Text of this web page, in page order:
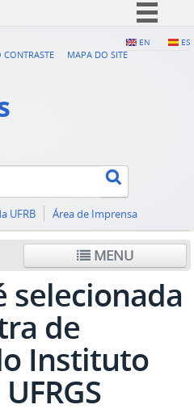
Canais
EN ES
CONTRASTE MAPA DO SITE
UFRB Área de Imprensa
MENU
selecionada
de
Instituto